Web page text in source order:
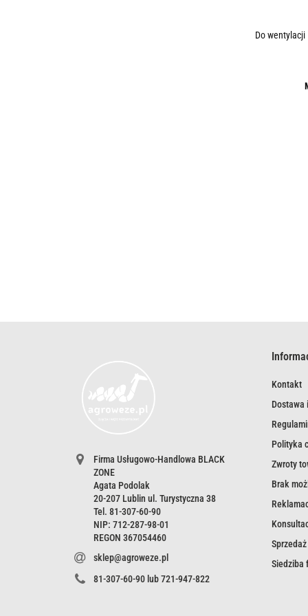
Do
Firma Usługowo-Handlowa BLACK
ZONE
Agata Podolak
20-207 Lublin ul. Turystyczna 38
Tel. 81-307-60-90
NIP: 712-287-98-01
REGON 367054460
sklep@agroweze.pl
81-307-60-90 lub 721-947-822
Kontakt
Dostawa
Polityka
Zwroty
Brak
Siedziba